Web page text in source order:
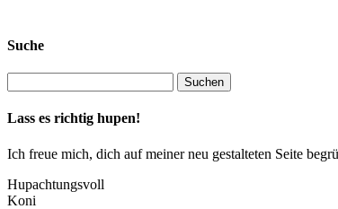
Suche
Lass es richtig hupen!
Ich freue mich, dich auf meiner neu gestalteten Seite
Hupachtungsvoll
Koni